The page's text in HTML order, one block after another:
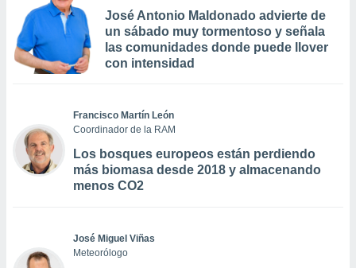
José Antonio Maldonado advierte de
un sábado muy tormentoso y señala
las comunidades donde puede llover
con intensidad
Francisco Martín León
Coordinador de la RAM
Los bosques europeos están perdiendo
más biomasa desde 2018 y almacenando
menos CO2
José Miguel Viñas
Meteorólogo